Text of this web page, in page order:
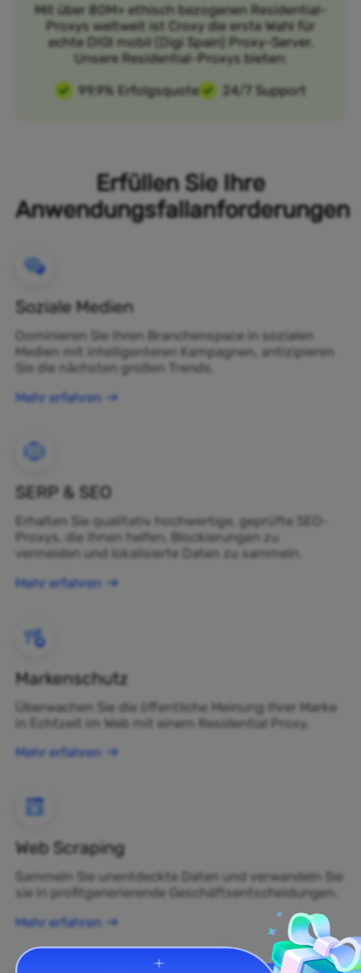
Mit über 80M+ ethisch bezogenen Residential-
Proxys weltweit ist Croxy die erste Wahl für
echte DIGI mobil (Digi Spain) Proxy-Server.
Unsere Residential-Proxys bieten:
99,9% Erfolgsquote
24/7 Support
Erfüllen Sie Ihre
Anwendungsfallanforderungen
Soziale Medien
Dominieren Sie Ihren Branchenspace in sozialen
Medien mit intelligenteren Kampagnen, antizipieren
Sie die nächsten großen Trends.
Mehr erfahren
SERP & SEO
Erhalten Sie qualitativ hochwertige, geprüfte SEO-
Proxys, die Ihnen helfen, Blockierungen zu
vermeiden und lokalisierte Daten zu sammeln.
Mehr erfahren
Markenschutz
Überwachen Sie die öffentliche Meinung Ihrer Marke
in Echtzeit im Web mit einem Residential Proxy.
Mehr erfahren
Web Scraping
Sammeln Sie unentdeckte Daten und verwandeln Sie
sie in profitgenerierende Geschäftsentscheidungen.
Mehr erfahren